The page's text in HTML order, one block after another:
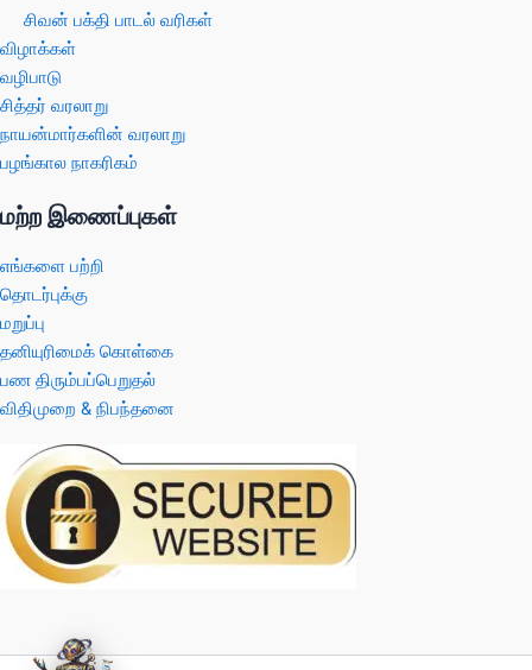
சிவன் பக்தி பாடல் வரிகள்
விழாக்கள்
வழிபாடு
சித்தர் வரலாறு
நாயன்மார்களின் வரலாறு
பழங்கால நாகரிகம்
மற்ற இணைப்புகள்
எங்களை பற்றி
தொடர்புக்கு
மறுப்பு
தனியுரிமைக் கொள்கை
பண திரும்பப்பெறுதல்
விதிமுறை & நிபந்தனை